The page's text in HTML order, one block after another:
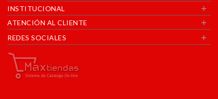
INSTITUCIONAL +
ATENCIÓN AL CLIENTE +
REDES SOCIALES +